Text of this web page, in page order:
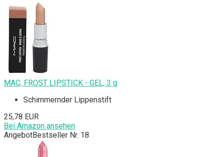
MAC, FROST LIPSTICK - GEL, 3 g
Schimmernder Lippenstift
25,78 EUR
Bei Amazon ansehen
AngebotBestseller Nr. 18